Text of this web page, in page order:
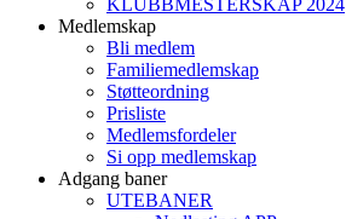
KLUBBMESTERSKAP 2024
Medlemskap
Bli medlem
Familiemedlemskap
Støtteordning
Prisliste
Medlemsfordeler
Si opp medlemskap
Adgang baner
UTEBANER